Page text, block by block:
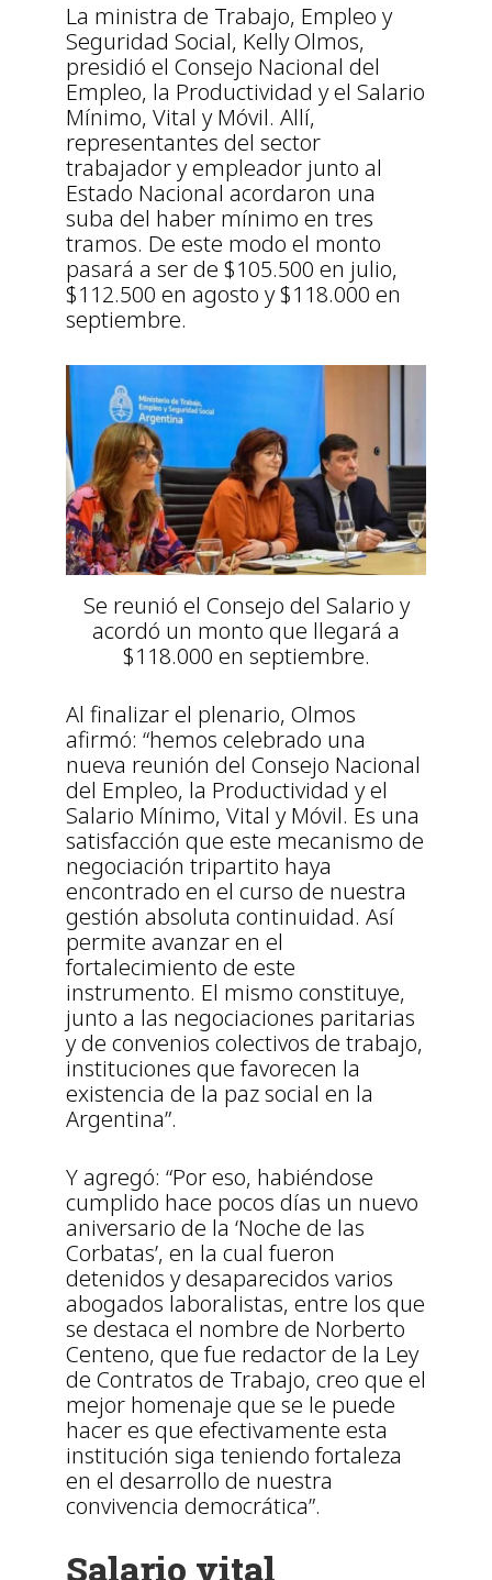
La ministra de Trabajo, Empleo y
Seguridad Social, Kelly Olmos,
presidió el Consejo Nacional del
Empleo, la Productividad y el Salario
Mínimo, Vital y Móvil. Allí,
representantes del sector
trabajador y empleador junto al
Estado Nacional acordaron una
suba del haber mínimo en tres
tramos. De este modo el monto
pasará a ser de $105.500 en julio,
$112.500 en agosto y $118.000 en
septiembre.
Se reunió el Consejo del Salario y
acordó un monto que llegará a
$118.000 en septiembre.
Al finalizar el plenario, Olmos
afirmó: “hemos celebrado una
nueva reunión del Consejo Nacional
del Empleo, la Productividad y el
Salario Mínimo, Vital y Móvil. Es una
satisfacción que este mecanismo de
negociación tripartito haya
encontrado en el curso de nuestra
gestión absoluta continuidad. Así
permite avanzar en el
fortalecimiento de este
instrumento. El mismo constituye,
junto a las negociaciones paritarias
y de convenios colectivos de trabajo,
instituciones que favorecen la
existencia de la paz social en la
Argentina”.
Y agregó: “Por eso, habiéndose
cumplido hace pocos días un nuevo
aniversario de la ‘Noche de las
Corbatas’, en la cual fueron
detenidos y desaparecidos varios
abogados laboralistas, entre los que
se destaca el nombre de Norberto
Centeno, que fue redactor de la Ley
de Contratos de Trabajo, creo que el
mejor homenaje que se le puede
hacer es que efectivamente esta
institución siga teniendo fortaleza
en el desarrollo de nuestra
convivencia democrática”.
Salario vital